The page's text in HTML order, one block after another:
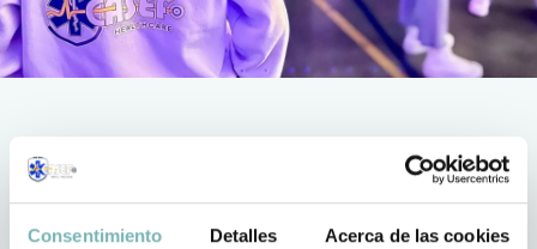
Consentimiento Detalles Acerca de las cookies